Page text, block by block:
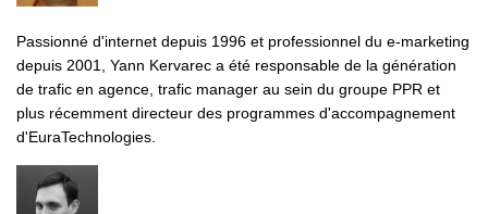
Passionné d'internet depuis 1996 et professionnel du e-marketing
depuis 2001, Yann Kervarec a été responsable de la génération
de trafic en agence, trafic manager au sein du groupe PPR et
plus récemment directeur des programmes d'accompagnement
d'EuraTechnologies.